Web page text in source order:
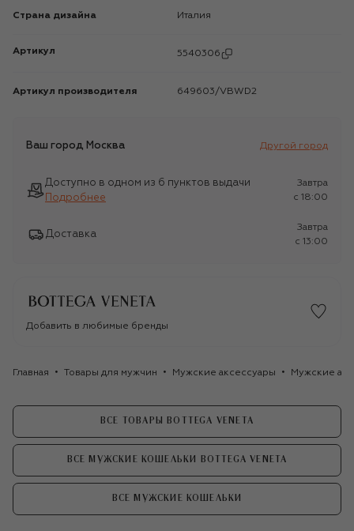
Страна дизайна Италия
Артикул 5540306
Артикул производителя 649603/VBWD2
Ваш город Москва Другой город
Доступно в одном из 6 пунктов выдачи
Подробнее
Завтра
c 18:00
Доставка
Завтра
c 13:00
Добавить в любимые бренды
Главная Товары для мужчин Мужские аксессуары Мужские
ВСЕ ТОВАРЫ BOTTEGA VENETA
ВСЕ МУЖСКИЕ КОШЕЛЬКИ BOTTEGA VENETA
ВСЕ МУЖСКИЕ КОШЕЛЬКИ